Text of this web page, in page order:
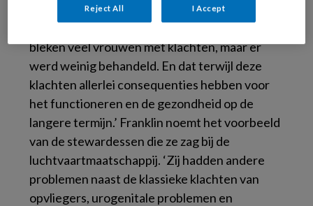
Ze besprak haar observaties met andere
bedrijfsartsen en met gynaecologen. ‘Er
bleken veel vrouwen met klachten, maar er
werd weinig behandeld. En dat terwijl deze
klachten allerlei consequenties hebben voor
het functioneren en de gezondheid op de
langere termijn.’ Franklin noemt het voorbeeld
van de stewardessen die ze zag bij de
luchtvaartmaatschappij. ‘Zij hadden andere
problemen naast de klassieke klachten van
opvliegers, urogenitale problemen en
Reject All I Accept